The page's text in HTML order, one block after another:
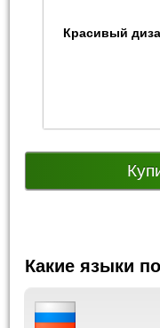
Красивый
Какие языки